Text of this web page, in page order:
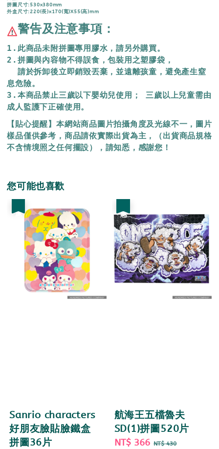
拼圖尺寸:530x380mm
外盒尺寸:220(長)x170(寬)X55(高)mm
警告及注意事項：
1.此商品未附拼圖專用膠水，請另外購買。
2.拼圖與內容物不得誤食，包裝用之塑膠袋，
  請於拆卸後立即銷毀丟棄，
並遠離孩童，避免產生窒
息危險。
3.本商品禁止三歲以下嬰幼兒使用； 三歲以上兒童需由
成人監護下正確使用。
【貼心提醒】本網站商品圖片拍攝角度及光線不一，圖片
樣品僅供參考，商品請依實際出貨為主，（出貨商品規格
不含情境照之任何擺設），請知悉，感謝您！
您可能也喜歡
Sanrio characters
好朋友臉貼臉鐵盒
拼圖36片
航海王五檔魯夫
SD(1)拼圖520片
Sale
NT$ 366 Regular
NT$ 430